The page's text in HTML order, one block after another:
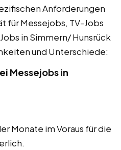
Anforderungen
für Messejobs, TV-Jobs
in Simmern/ Hunsrück
und Unterschiede:
Messejobs in
Monate im Voraus für die